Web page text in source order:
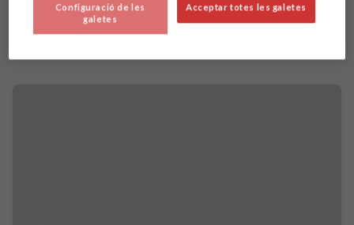
Acceptar totes les galetes
Configuració de les
galetes